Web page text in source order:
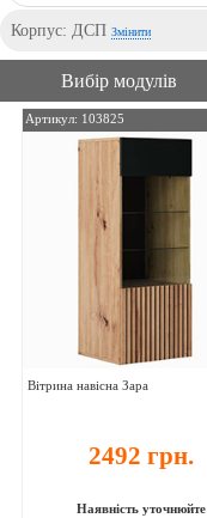
Корпус: ДСПЗмінити
Вибір модулів
Артикул: 103825
Вітрина навісна Зара
2492 грн.
Наявність уточнюйте